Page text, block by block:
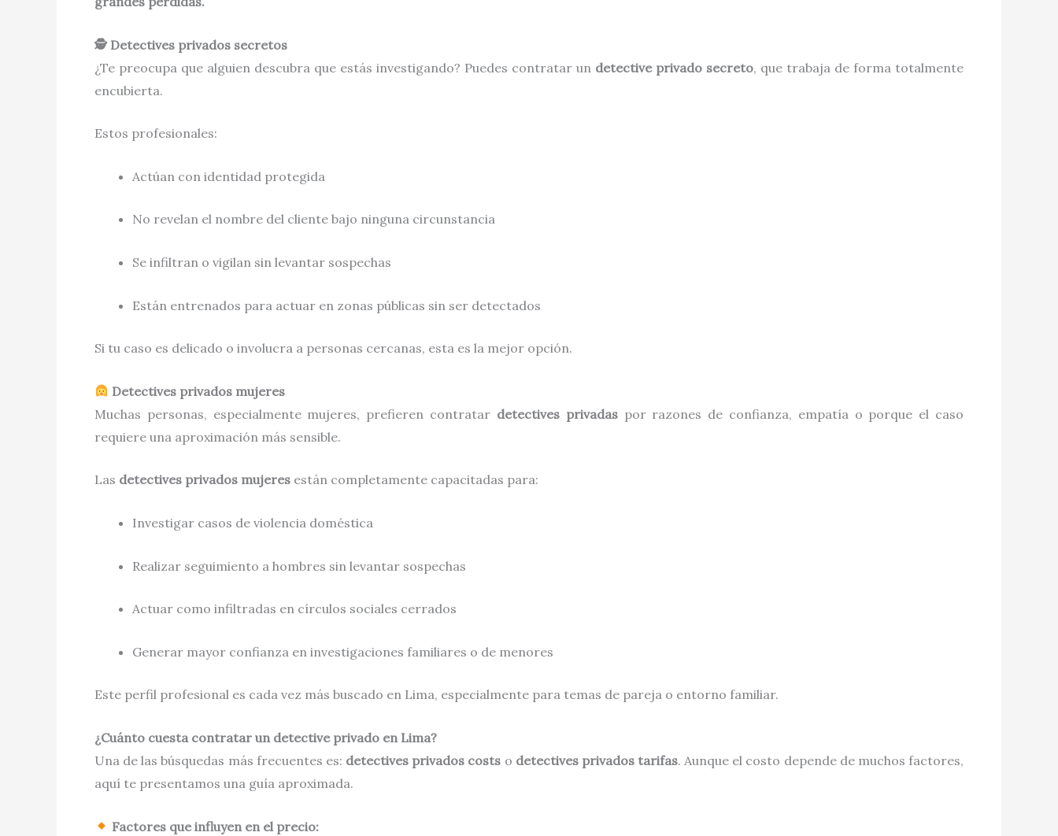
🕵️ Detectives privados secretos
¿Te preocupa que alguien descubra que estás investigando? Puedes contratar un detective privado secreto, que trabaja de forma totalmente
encubierta.
Estos profesionales:
Actúan con identidad protegida
No revelan el nombre del cliente bajo ninguna circunstancia
Se infiltran o vigilan sin levantar sospechas
Están entrenados para actuar en zonas públicas sin ser detectados
Si tu caso es delicado o involucra a personas cercanas, esta es la mejor opción.
Detectives privados mujeres
Muchas personas, especialmente mujeres, prefieren contratar detectives privadaspor razones de confianza, empatía o porque el caso
requiere una aproximación más sensible.
Las detectives privados mujeres están completamente capacitadas para:
Investigar casos de violencia doméstica
Realizar seguimiento a hombres sin levantar sospechas
Actuar como infiltradas en círculos sociales cerrados
Generar mayor confianza en investigaciones familiares o de menores
Este perfil profesional es cada vez más buscado en Lima, especialmente para temas de pareja o entorno familiar.
¿Cuánto cuesta contratar un detective privado en Lima?
Una de las búsquedas más frecuentes es: detectives privados costs o detectives privados tarifas. Aunque el costo depende de muchos factores,
aquí te presentamos una guía aproximada.
Factores que influyen en el precio: